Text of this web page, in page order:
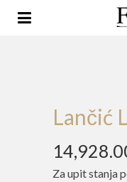
Lančić
Za upit stanja